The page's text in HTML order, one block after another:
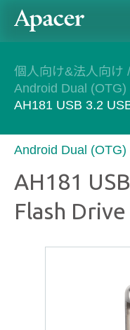
個人向け&法人向け /
Android Dual (OTG)
AH181 USB 3.2
Android Dual (OTG)
AH181
Flash Drive